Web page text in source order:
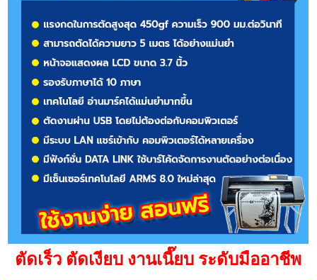
ตัดเร็ว ตัดเงียบ งานเนี๊ยบ ระดับมืออาชีพ